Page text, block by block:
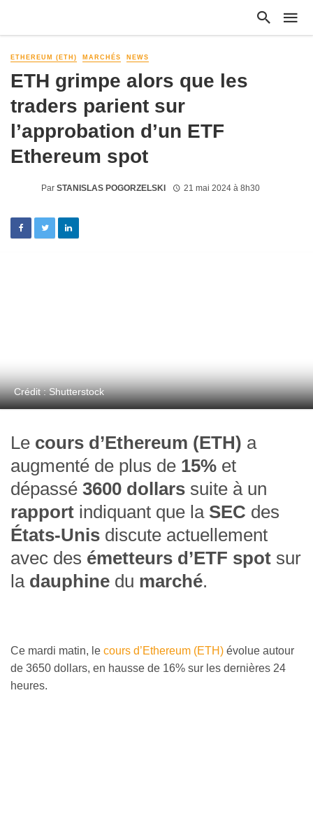
ETHEREUM (ETH) MARCHÉS NEWS
ETH grimpe alors que les
traders parient sur
l’approbation d’un ETF
Ethereum spot
Par STANISLAS POGORZELSKI 21 mai 2024 à 8h30
Crédit : Shutterstock
Le cours d’Ethereum (ETH) a
augmenté de plus de 15% et
dépassé 3600 dollars suite à un
rapport indiquant que la SEC des
États-Unis discute actuellement
avec des émetteurs d’ETF spot sur
la dauphine du marché.
Ce mardi matin, le cours d’Ethereum (ETH) évolue autour
de 3650 dollars, en hausse de 16% sur les dernières 24
heures.